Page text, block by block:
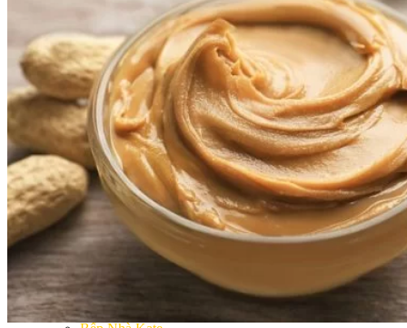
Đăng Ký Học
Công Thức
Cách Làm Bánh Việt
Cách Làm Bánh Âu
Cách Làm Bánh Kem
Cách Làm Bánh Mì
Cách Làm Bánh Trung Thu
Cách Làm Bánh Flan
Cách Làm Bánh Bao
Cách Làm Bánh Bông Lan
Cách Làm Bánh Su Kem
Cách làm bánh CupCake
Cách Làm Bánh Pizza
Cách làm bánh chay
Cách Làm Kẹo – Mứt
Video
Tin tức
Tin Tổng Hợp
Hướng Nghiệp Á Âu